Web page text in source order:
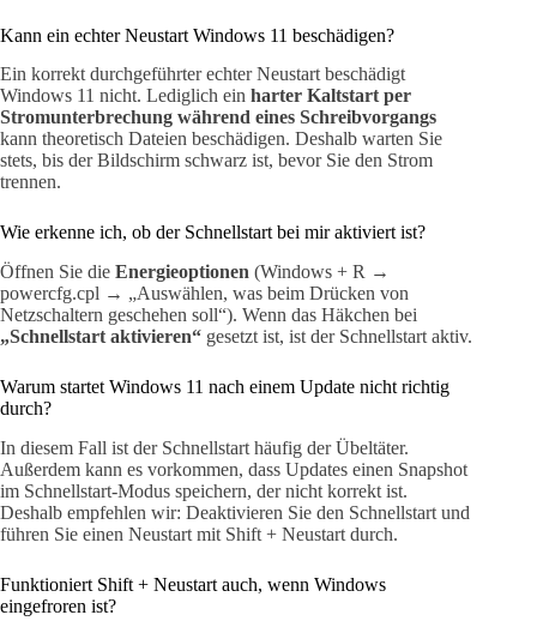
Kann ein echter Neustart Windows 11 beschädigen?
Ein korrekt durchgeführter echter Neustart beschädigt
Windows 11 nicht. Lediglich ein harter Kaltstart per
Stromunterbrechung während eines Schreibvorgangs
kann theoretisch Dateien beschädigen. Deshalb warten Sie
stets, bis der Bildschirm schwarz ist, bevor Sie den Strom
trennen.
Wie erkenne ich, ob der Schnellstart bei mir aktiviert ist?
Öffnen Sie die Energieoptionen (Windows + R →
powercfg.cpl → „Auswählen, was beim Drücken von
Netzschaltern geschehen soll“). Wenn das Häkchen bei
„Schnellstart aktivieren“ gesetzt ist, ist der Schnellstart aktiv.
Warum startet Windows 11 nach einem Update nicht richtig
durch?
In diesem Fall ist der Schnellstart häufig der Übeltäter.
Außerdem kann es vorkommen, dass Updates einen Snapshot
im Schnellstart-Modus speichern, der nicht korrekt ist.
Deshalb empfehlen wir: Deaktivieren Sie den Schnellstart und
führen Sie einen Neustart mit Shift + Neustart durch.
Funktioniert Shift + Neustart auch, wenn Windows
eingefroren ist?